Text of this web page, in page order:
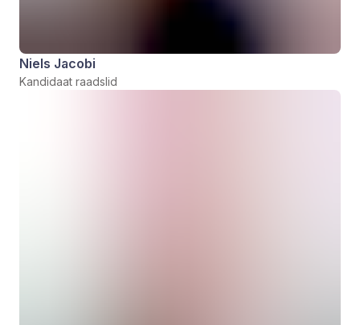
Niels Jacobi
Kandidaat raadslid